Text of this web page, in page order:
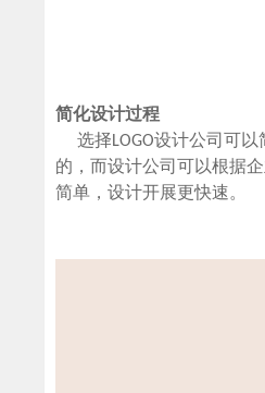
简化设计过程
选择LOGO设计公司可以
的，而设计公司可以根据
简单，设计开展更快速。